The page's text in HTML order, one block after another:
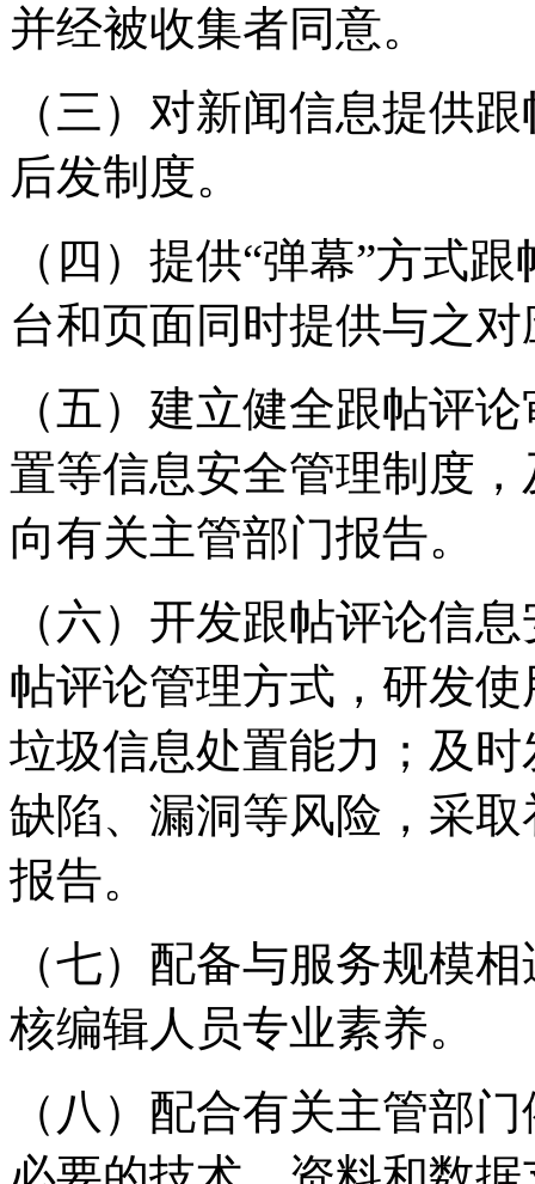
并经被收集者同意。
（三）对新闻信息提供
后发制度。
（四）提供“弹幕”方式
台和页面同时提供与之
（五）建立健全跟帖评
置等信息安全管理制度
向有关主管部门报告。
（六）开发跟帖评论信
帖评论管理方式，研发
垃圾信息处置能力；及
缺陷、漏洞等风险，采
报告。
（七）配备与服务规模
核编辑人员专业素养。
（八）配合有关主管部